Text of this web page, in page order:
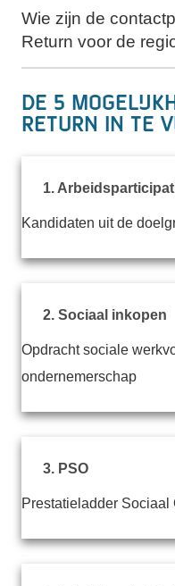
Wie zijn de
Return voor de
De 5
Return in te
1.
Kandidaten uit de
2. Sociaal inkopen
Opdracht sociale
ondernemerschap
3. PSO
Prestatieladder Sociaal